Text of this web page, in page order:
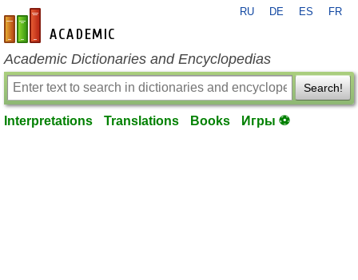
en-academic.com
RU DE ES FR
Academic Dictionaries and Encyclopedias
Search!
Interpretations Translations Books Игры ⚽